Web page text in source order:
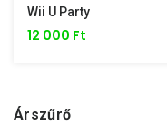
Wii U Party
12 000 Ft
Árszűrő